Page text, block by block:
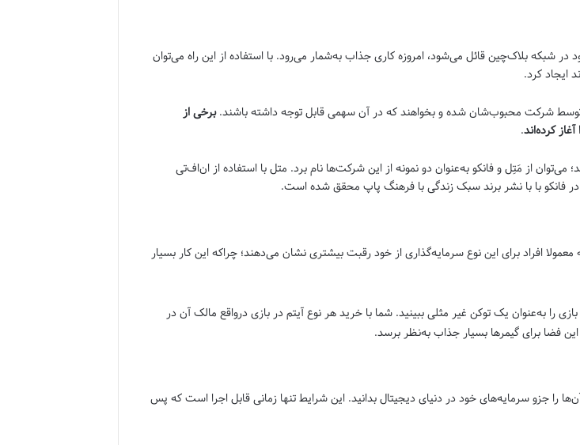
شبکه بلاک‌چین قائل می‌شود، امروزه کاری جذاب به‌شمار می‌رود. با استفاده از این راه می‌توان
ایجاد کرد.
شرکت محبوب‌شان شده و بخواهند که در آن سهمی قابل توجه داشته باشند. برخی از
کرده‌اند.
از مَتِل و فانکو به‌عنوان دو نمونه از این شرکت‌ها نام برد. متل با استفاده از ان‌اف‌تی
در فانکو با با نشر برند سبک زندگی با فرهنگ پاپ محقق شده است.
معمولا افراد برای این نوع سرمایه‌گذاری از خود رقبت بیشتری نشان می‌دهند؛ چراکه این کار بسیار
را به‌عنوان یک توکن غیر مثلی ببینید. شما با خرید هر نوع آیتم در بازی در‌واقع مالک آن در
فضا برای گیمر‌ها بسیار جذاب به‌نظر برسد.
را جزو سرمایه‌های خود در دنیای دیجیتال بدانید. این شرایط تنها زمانی قابل اجرا است که پس